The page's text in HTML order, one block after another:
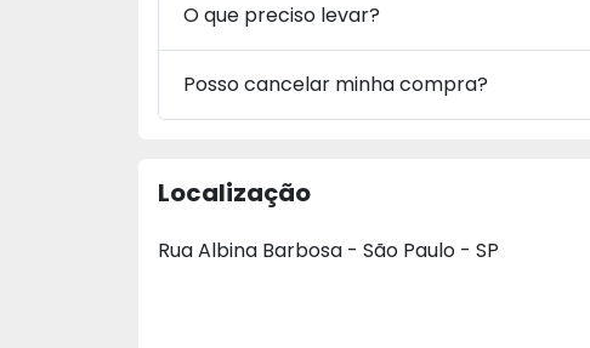
O que preciso levar?
Posso cancelar minha compra?
Localização
Rua Albina Barbosa - São Paulo - SP